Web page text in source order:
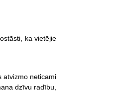
ka vietējie
atvizmo neticami
dzīvu radību,